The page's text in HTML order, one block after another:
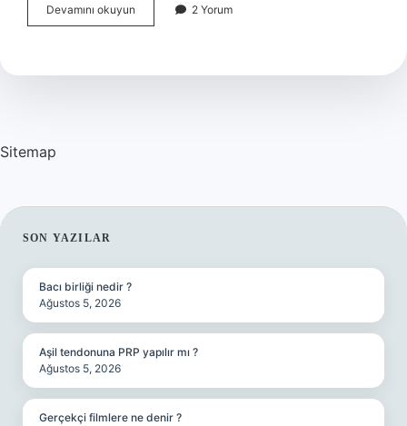
Devamını okuyun Bulmacada
karşıtlık
2 Yorum
Sitemap
SIDEBAR
SON YAZILAR
Bacı birliği nedir ?
Ağustos 5, 2026
Aşil tendonuna PRP yapılır mı ?
Ağustos 5, 2026
Gerçekçi filmlere ne denir ?